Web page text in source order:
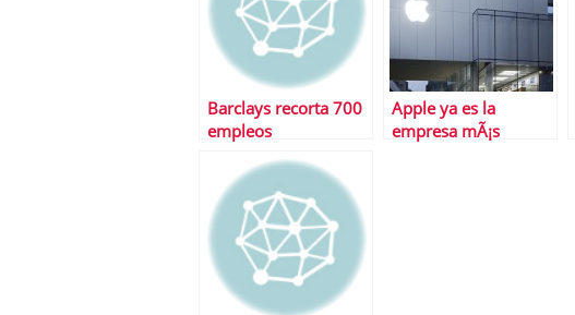
Barclays recorta 700
empleos
Apple ya es la
empresa mÃ¡s